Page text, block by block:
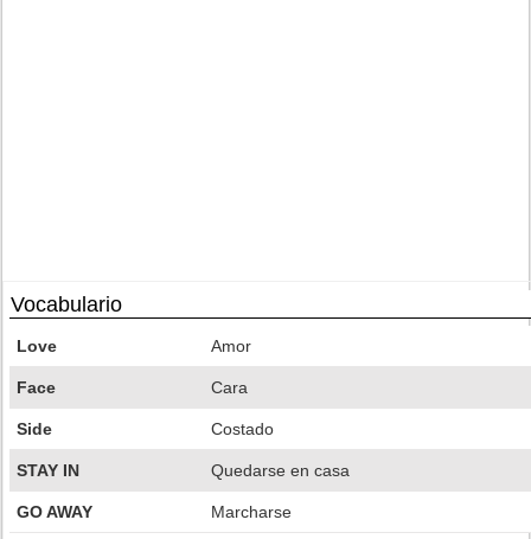
Vocabulario
Love Amor
Face Cara
Side Costado
STAY IN Quedarse en casa
GO AWAY Marcharse